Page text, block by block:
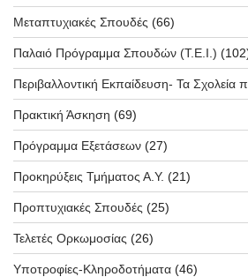
Μεταπτυχιακές Σπουδές (66)
Παλαιό Πρόγραμμα Σπουδών (T.E.I.)
Περιβαλλοντική Εκπαίδευση- Τα Σχολεία
Πρακτική Άσκηση (69)
Πρόγραμμα Εξετάσεων (27)
Προκηρύξεις Τμήματος Α.Υ. (21)
Προπτυχιακές Σπουδές (25)
Τελετές Ορκωμοσίας (26)
Υποτροφίες-Κληροδοτήματα (46)